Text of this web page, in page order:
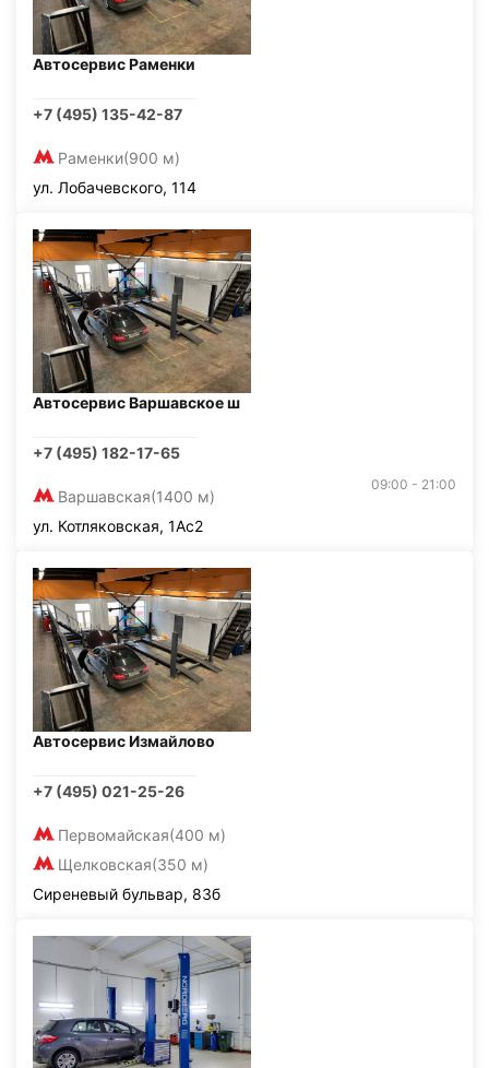
Автосервис Раменки
+7 (495) 135-42-87
Раменки(900 м)
ул. Лобачевского, 114
Автосервис Варшавское ш
+7 (495) 182-17-65
Варшавская(1400 м)
09:00 - 21:00
ул. Котляковская, 1Ас2
Автосервис Измайлово
+7 (495) 021-25-26
Первомайская(400 м)
Щелковская(350 м)
Сиреневый бульвар, 83б